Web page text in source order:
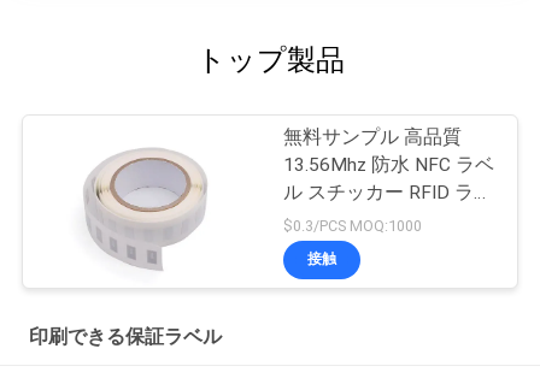
トップ製品
無料サンプル 高品質
13.56Mhz 防水 NFC ラベ
ル スチッカー RFID ラベ
ル
$0.3/PCS MOQ:1000
接触
印刷できる保証ラベル